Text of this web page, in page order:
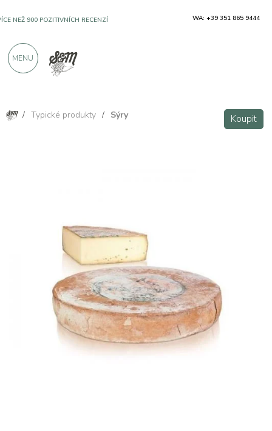
/ Typické produkty / Sýry Koupit
NEŽ 900 POZITIVNÍCH RECENZÍ WA: +39 351 865 9444
MENU